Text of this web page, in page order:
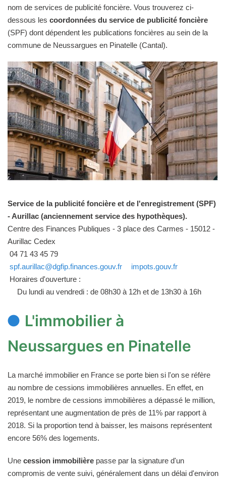
nom de services de publicité foncière. Vous trouverez ci-
dessous les coordonnées du service de publicité foncière
(SPF) dont dépendent les publications foncières au sein de la
commune de Neussargues en Pinatelle (Cantal).
Service de la publicité foncière et de l'enregistrement (SPF)
- Aurillac (anciennement service des hypothèques).
Centre des Finances Publiques - 3 place des Carmes - 15012 -
Aurillac Cedex
04 71 43 45 79
spf.aurillac@dgfip.finances.gouv.fr
impots.gouv.fr
Horaires d'ouverture :
Du lundi au vendredi : de 08h30 à 12h et de 13h30 à 16h
L'immobilier à
Neussargues en Pinatelle
La marché immobilier en France se porte bien si l'on se réfère
au nombre de cessions immobilières annuelles. En effet, en
2019, le nombre de cessions immobilières a dépassé le million,
représentant une augmentation de près de 11% par rapport à
2018. Si la proportion tend à baisser, les maisons représentent
encore 56% des logements.
Une cession immobilière passe par la signature d'un
compromis de vente suivi, généralement dans un délai d'environ